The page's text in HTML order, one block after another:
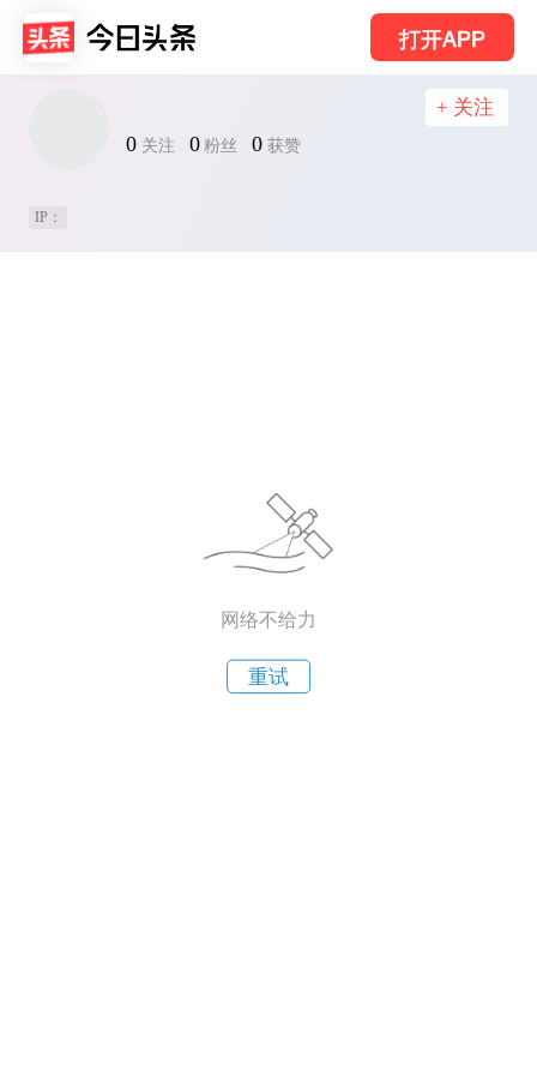
打开APP
0 关注 0 粉丝 0 获赞
+ 关注
IP：
网络不给力
重试